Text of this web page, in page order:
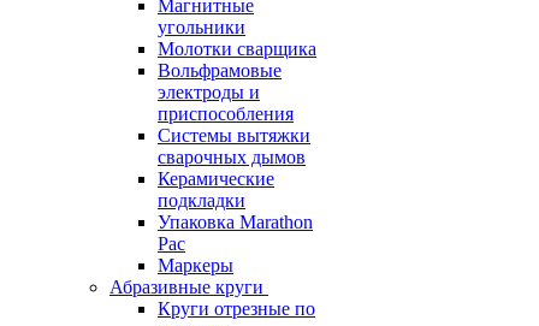
Магнитные
угольники
Молотки сварщика
Вольфрамовые
электроды и
приспособления
Системы вытяжки
сварочных дымов
Керамические
подкладки
Упаковка Marathon
Pac
Маркеры
Абразивные круги
Круги отрезные по